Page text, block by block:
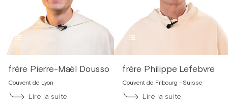
frère Pierre-Maël Dousson
Couvent de Lyon
Lire la suite
frère Philippe Lefebvre
Couvent de Fribourg - Suisse
Lire la suite